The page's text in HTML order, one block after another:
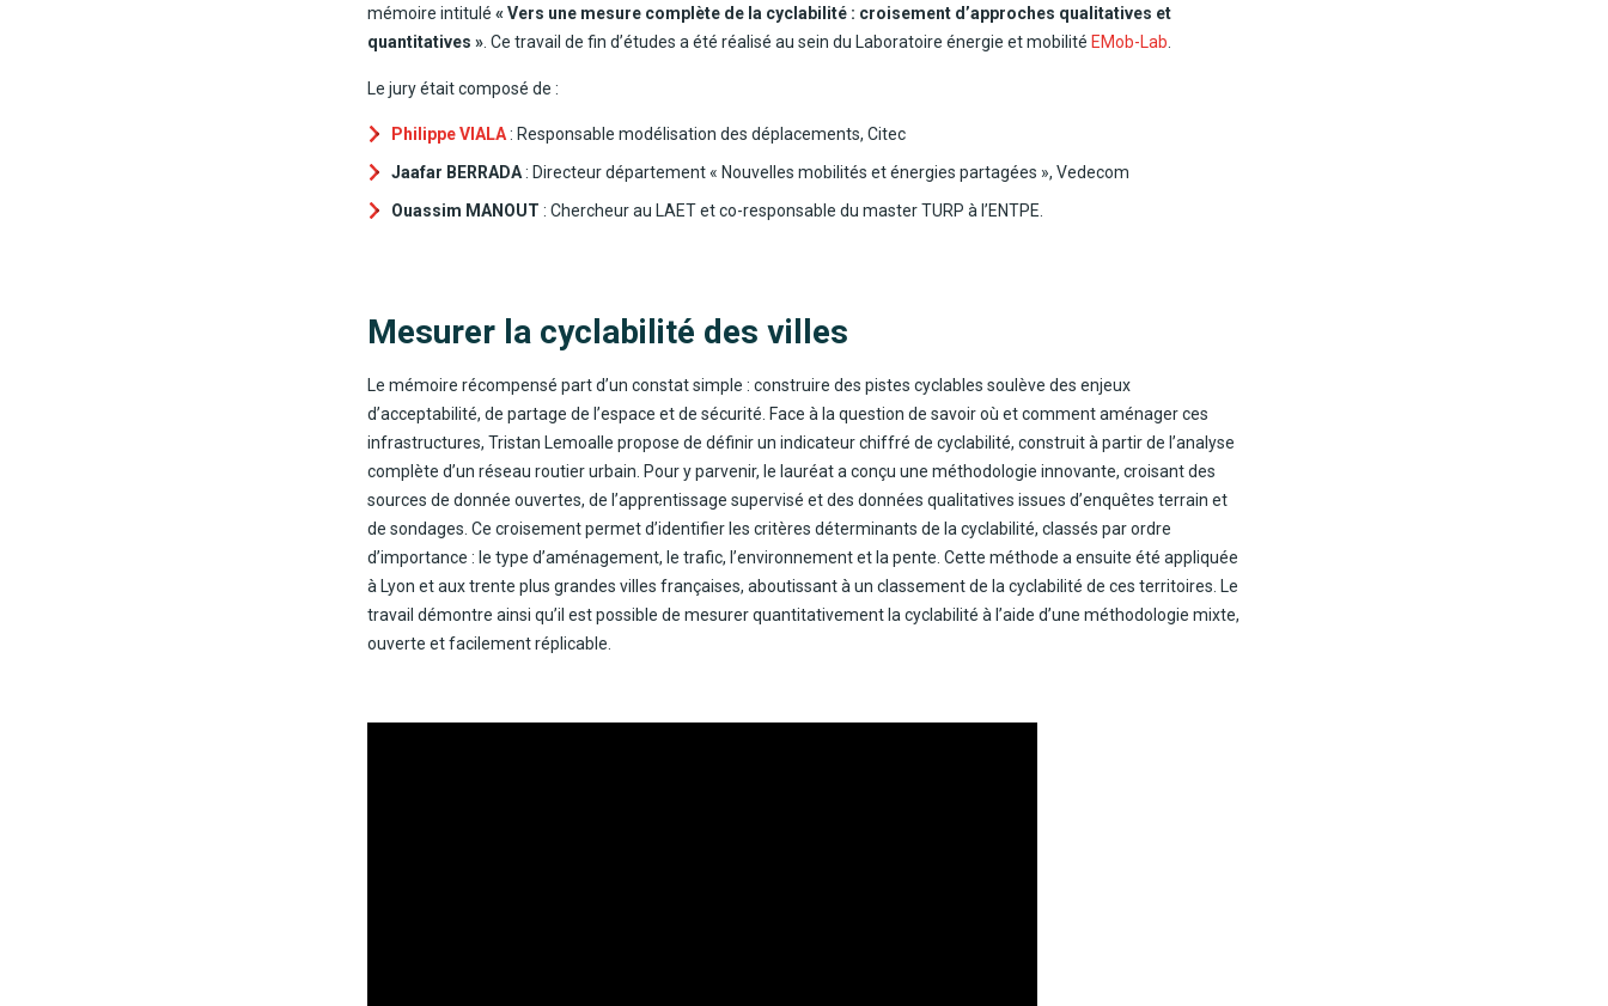
mémoire intitulé « Vers une mesure complète de la cyclabilité : croisement d’approches qualitatives et
quantitatives » . Ce travail de fin d’études a été réalisé au sein du Laboratoire énergie et mobilité EMob-Lab
Le jury était composé de :
Philippe VIALA: Responsable modélisation des déplacements, Citec
Jaafar BERRADA: Directeur département « Nouvelles mobilités et énergies partagées », Vedecom
Ouassim MANOUT : Chercheur au LAET et co-responsable du master TURP à l’ENTPE.
Mesurer la cyclabilité des villes
Le mémoire récompensé part d’un constat simple : construire des pistes cyclables soulève des enjeux
d’acceptabilité, de partage de l’espace et de sécurité. Face à la question de savoir où et comment aménager ces
infrastructures, Tristan Lemoalle propose de définir un indicateur chiffré de cyclabilité, construit à partir de l’analyse
complète d’un réseau routier urbain. Pour y parvenir, le lauréat a conçu une méthodologie innovante, croisant des
sources de donnée ouvertes, de l’apprentissage supervisé et des données qualitatives issues d’enquêtes terrain et
de sondages. Ce croisement permet d’identifier les critères déterminants de la cyclabilité, classés par ordre
d’importance : le type d’aménagement, le trafic, l’environnement et la pente. Cette méthode a ensuite été appliquée
à Lyon et aux trente plus grandes villes françaises, aboutissant à un classement de la cyclabilité de ces territoires. Le
travail démontre ainsi qu’il est possible de mesurer quantitativement la cyclabilité à l’aide d’une méthodologie mixte,
ouverte et facilement réplicable.